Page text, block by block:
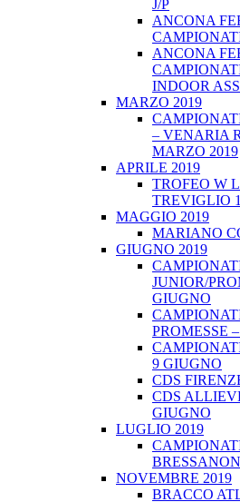
J/P
ANCONA
ANCONA
INDOOR
MARZO 2019
– VENARIA
MARZO 2019
APRILE 2019
TROFEO W
TREVIGLIO
MAGGIO 2019
MARIANO
GIUGNO 2019
JUNIOR/
GIUGNO
PROMESSE
9 GIUGNO
CDS
CDS
GIUGNO
LUGLIO 2019
NOVEMBRE 2019
BRACCO